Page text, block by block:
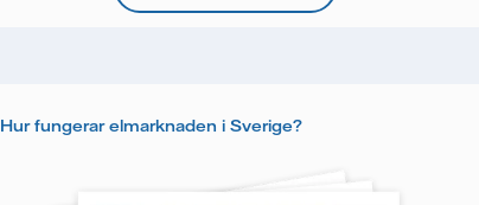
Hur fungerar elmarknaden i Sverige?